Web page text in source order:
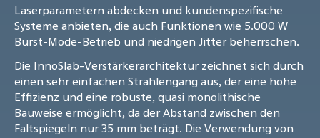
Laserparametern abdecken und kundenspezifische
Systeme anbieten, die auch Funktionen wie 5.000 W
Burst-Mode-Betrieb und niedrigen Jitter beherrschen.
Die InnoSlab-Verstärkerarchitektur zeichnet sich durch
einen sehr einfachen Strahlengang aus, der eine hohe
Effizienz und eine robuste, quasi monolithische
Bauweise ermöglicht, da der Abstand zwischen den
Faltspiegeln nur 35 mm beträgt. Die Verwendung von